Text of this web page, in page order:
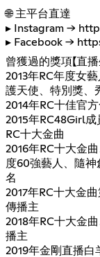
🌐 主平台直達
▸ Instagram →
▸ Facebook →
曾獲過的獎項【直播
2013年RC年度女
護天使、特別獎、
2014年RC十佳官
2015年RC48Girl成
RC十大金曲
2016年RC十大金
度60強藝人、隨
名
2017年RC十大金
傳播主
2018年RC十大金
播主
2019年金剛直播白